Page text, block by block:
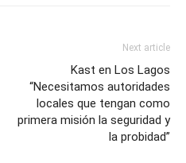
Next article
Kast en Los Lagos
“Necesitamos autoridades
locales que tengan como
primera misión la seguridad y
la probidad”